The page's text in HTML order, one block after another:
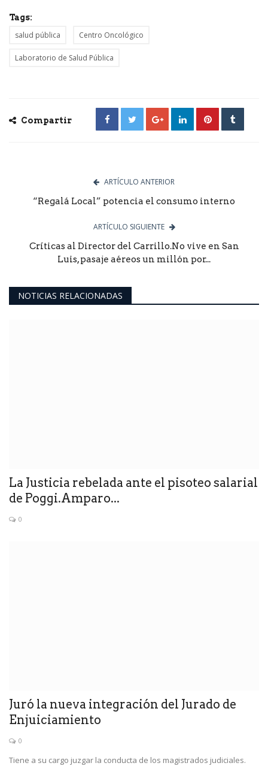
Tags:
salud pública Centro Oncológico
Laboratorio de Salud Pública
Compartir
ARTÍCULO ANTERIOR
“Regalá Local” potencia el consumo interno
ARTÍCULO SIGUIENTE
Críticas al Director del Carrillo.No vive en San
Luis, pasaje aéreos un millón por...
NOTICIAS RELACIONADAS
La Justicia rebelada ante el pisoteo salarial
de Poggi.Amparo...
0
Juró la nueva integración del Jurado de
Enjuiciamiento
0
Tiene a su cargo juzgar la conducta de los magistrados judiciales.